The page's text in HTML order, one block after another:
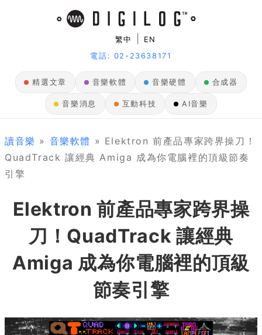
繁中
EN
電話: 02-23638171
精選文章 音樂軟體 音樂硬體 合成器
音樂消息 互動科技 AI音樂
讀音樂 » 音樂軟體 » Elektron 前產品專家跨界操刀！
QuadTrack 讓經典 Amiga 成為你電腦裡的頂級節奏
引擎
Elektron 前產品專家跨界操
刀！QuadTrack 讓經典
Amiga 成為你電腦裡的頂級
節奏引擎